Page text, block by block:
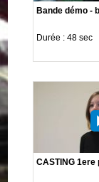
Bande démo -
Durée : 48 sec
CASTING 1ere